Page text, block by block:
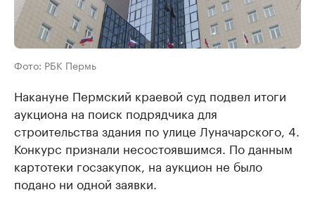
Фото: РБК Пермь
Накануне Пермский краевой суд подвел итоги
аукциона на поиск подрядчика для
строительства здания по улице Луначарского, 4.
Конкурс признали несостоявшимся. По данным
картотеки госзакупок, на аукцион не было
подано ни одной заявки.